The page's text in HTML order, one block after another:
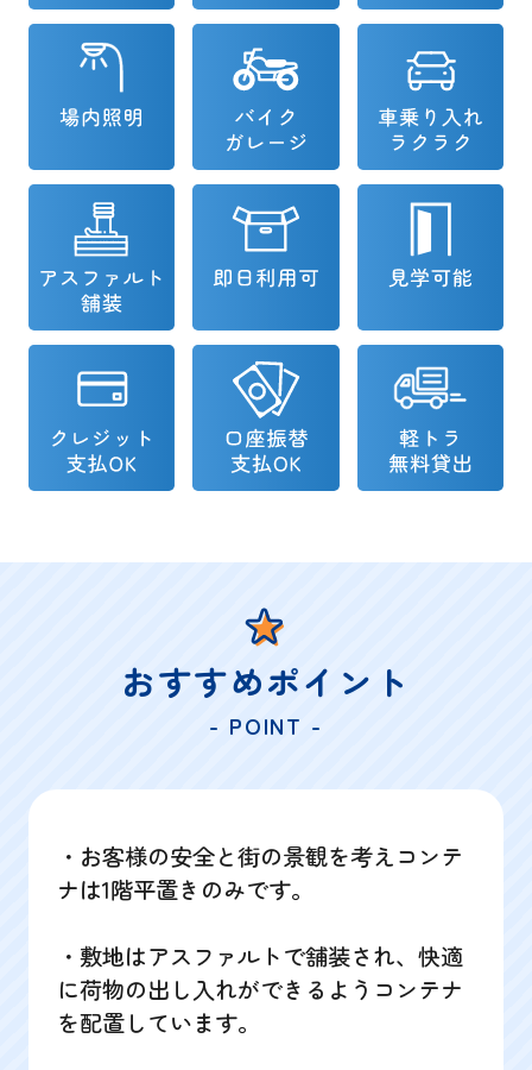
おすすめポイント
- POINT -
・お客様の安全と街の景観を考えコンテ
ナは1階平置きのみです。
・敷地はアスファルトで舗装され、快適
に荷物の出し入れができるようコンテナ
を配置しています。